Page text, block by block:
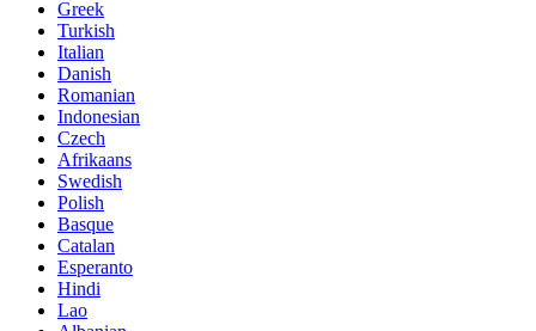
Greek
Turkish
Italian
Danish
Romanian
Indonesian
Czech
Afrikaans
Swedish
Polish
Basque
Catalan
Esperanto
Hindi
Lao